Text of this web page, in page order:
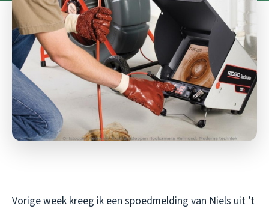
Vorige week kreeg ik een spoedmelding van Niels uit ’t